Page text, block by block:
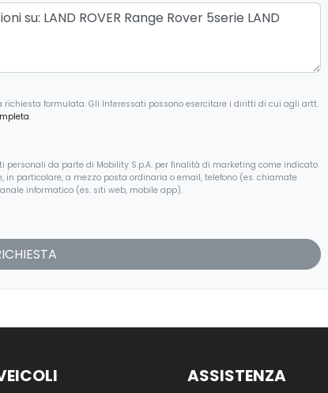
formulata. Gli Interessati possono esercitare i diritti di cui agli artt.
.
da parte di Mobility S.p.A. per finalità di marketing come indicato
in particolare, a mezzo posta ordinaria o email, telefono (es. chiamate
informatico (es. siti web, mobile app).
ASSISTENZA